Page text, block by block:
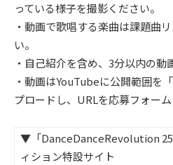
っている様子を撮影ください。
・動画で歌唱する楽曲は課題曲
い。
・自己紹介を含め、3分以内の動
・動画はYouTubeに公開範囲を
プロードし、URLを応募フォーム
▼ 「DanceDanceRevolution
ィション特設サイト